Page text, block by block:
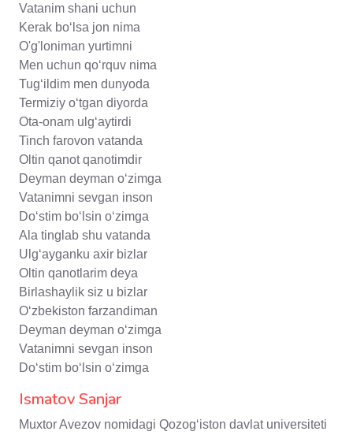
Vatanim shani uchun
Kerak boʻlsa jon nima
O'g'loniman yurtimni
Men uchun qoʻrquv nima
Tugʻildim men dunyoda
Termiziy oʻtgan diyorda
Ota-onam ulgʻaytirdi
Tinch farovon vatanda
Oltin qanot qanotimdir
Deyman deyman oʻzimga
Vatanimni sevgan inson
Doʻstim boʻlsin oʻzimga
Ala tinglab shu vatanda
Ulgʻayganku axir bizlar
Oltin qanotlarim deya
Birlashaylik siz u bizlar
Oʻzbekiston farzandiman
Deyman deyman oʻzimga
Vatanimni sevgan inson
Doʻstim boʻlsin oʻzimga
Ismatov Sanjar
Muxtor Avezov nomidagi Qozogʻiston davlat universiteti